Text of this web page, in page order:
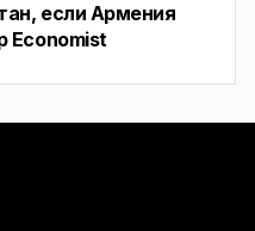
если Армения
Economist